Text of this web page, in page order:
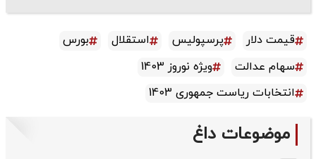
قیمت دلار پرسپولیس استقلال
بورس
سهام عدالت
ویژه نوروز 1403
انتخابات ریاست جمهوری 1403
موضوعات داغ